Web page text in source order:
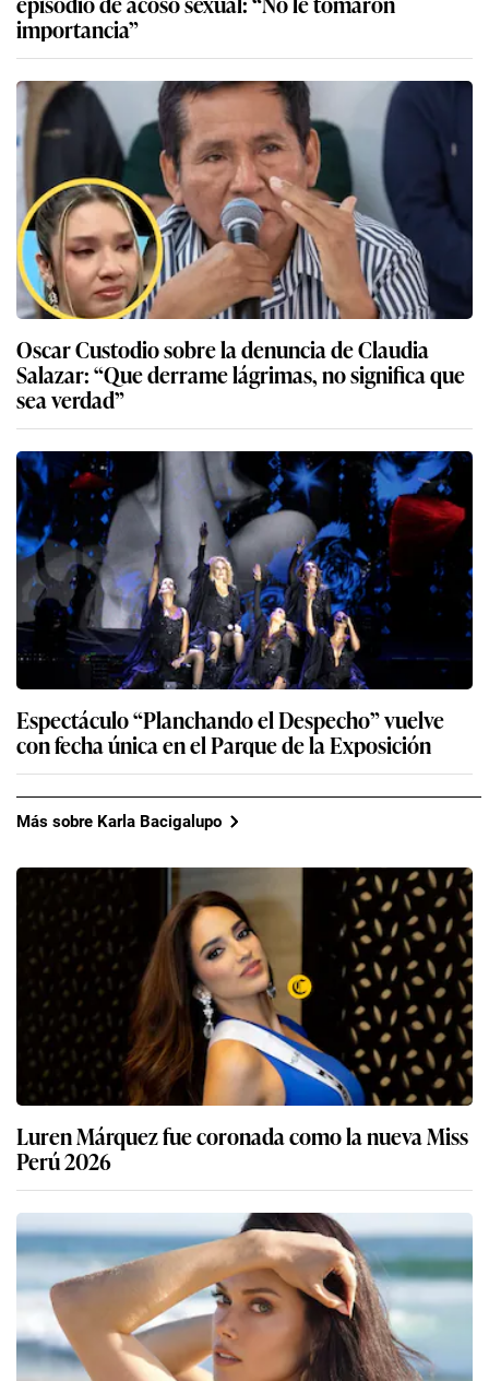
importancia”
Oscar Custodio sobre la denuncia de Claudia
Salazar: “Que derrame lágrimas, no significa que
sea verdad”
Espectáculo “Planchando el Despecho” vuelve
con fecha única en el Parque de la Exposición
Más sobre Karla Bacigalupo
Luren Márquez fue coronada como la nueva Miss
Perú 2026